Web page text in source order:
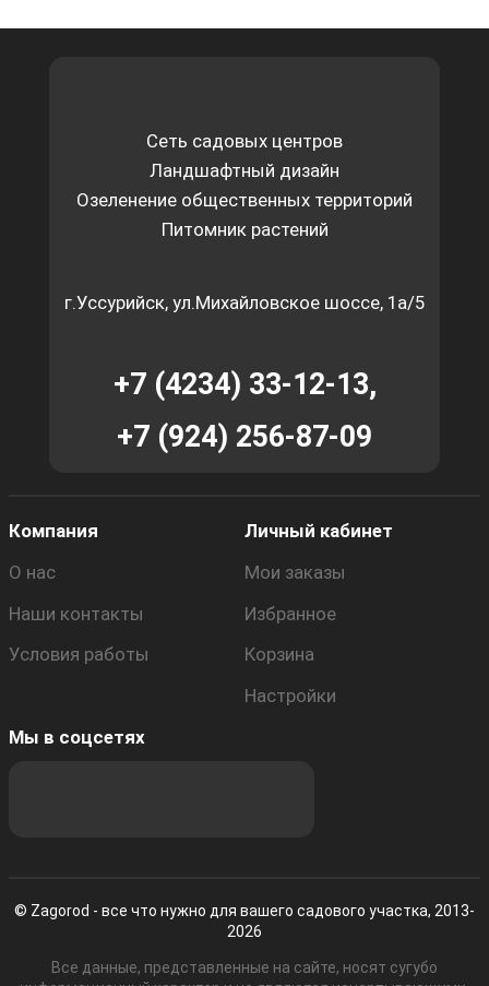
Сеть садовых центров
Ландшафтный дизайн
Озеленение общественных территорий
Питомник растений
г.Уссурийск, ул.Михайловское шоссе, 1а/5
+7 (4234) 33-12-13,
+7 (924) 256-87-09
Компания
О нас
Наши контакты
Условия работы
Личный кабинет
Мои заказы
Избранное
Корзина
Настройки
Мы в соцсетях
© Zagorod - все что нужно для вашего садового участка, 2013-
2026
Все данные, представленные на сайте, носят сугубо